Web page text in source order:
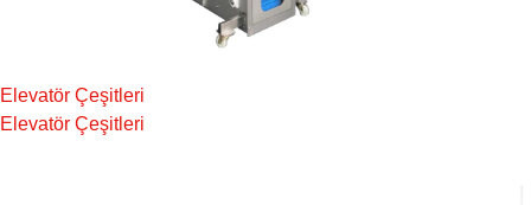
Elevatör Çeşitleri
Elevatör Çeşitleri